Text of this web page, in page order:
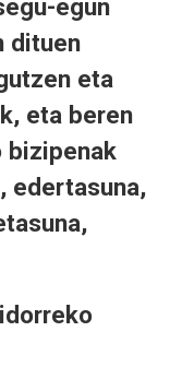
egun
dituen
eta
eta beren
bizipenak
edertasuna,